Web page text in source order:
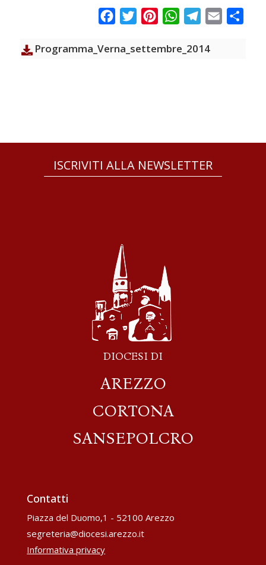
FacebookTwitterPinterestWhatsAppTelegram
Email
Programma_Verna_settembre_2014
ISCRIVITI ALLA NEWSLETTER
DIOCESI DI
AREZZO
CORTONA
SANSEPOLCRO
Contatti
Piazza del Duomo,1 - 52100 Arezzo
segreteria@diocesi.arezzo.it
Informativa privacy